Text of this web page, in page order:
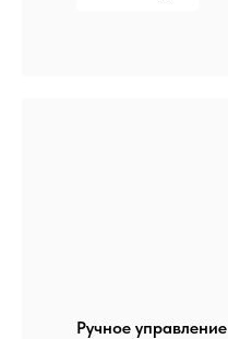
Ручное управление